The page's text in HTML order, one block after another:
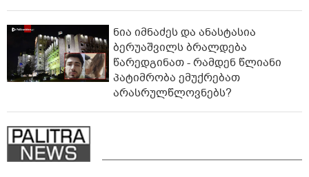
ნია იმნაძეს და ანასტასია
ბერუაშვილს ბრალდება
წარედგინათ - რამდენ წლიანი
პატიმრობა ემუქრებათ
არასრულწლოვნებს?